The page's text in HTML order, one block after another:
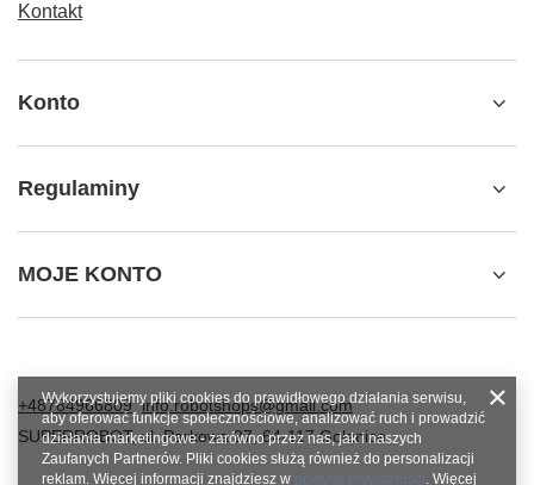
Kontakt
Konto
Regulaminy
MOJE KONTO
+48784966809 info.robotshops@gmail.com
SUPERROBOT,ul. Parkowa 27,64-117Gołanice
Wykorzystujemy pliki cookies do prawidłowego działania serwisu,
aby oferować funkcje społecznościowe, analizować ruch i prowadzić
działania marketingowe - zarówno przez nas, jak i naszych
Zaufanych Partnerów. Pliki cookies służą również do personalizacji
reklam. Więcej informacji znajdziesz w polityce prywatności. Więcej